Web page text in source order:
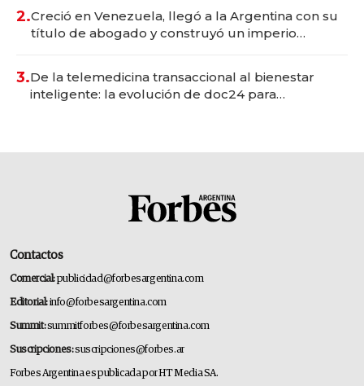
2.Creció en Venezuela, llegó a la Argentina con su
título de abogado y construyó un imperio
3.De la telemedicina transaccional al bienestar
inteligente: la evolución de doc24 para
Contactos
Comercial:publicidad@forbesargentina.com
Editorial:info@forbesargentina.com
Summit:summitforbes@forbesargentina.com
Suscripciones:suscripciones@forbes.ar
Forbes Argentina es publicada por HT Media SA.